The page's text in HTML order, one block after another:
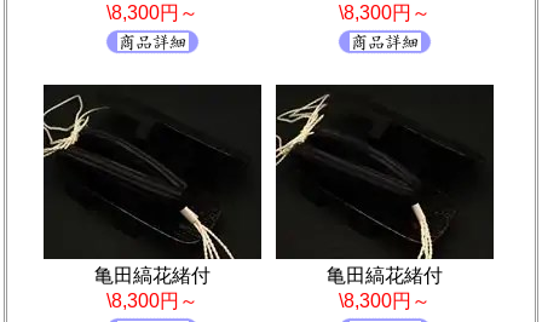
\8,300円～
\8,300円～
亀田縞花緒付
\8,300円～
亀田縞花緒付
\8,300円～